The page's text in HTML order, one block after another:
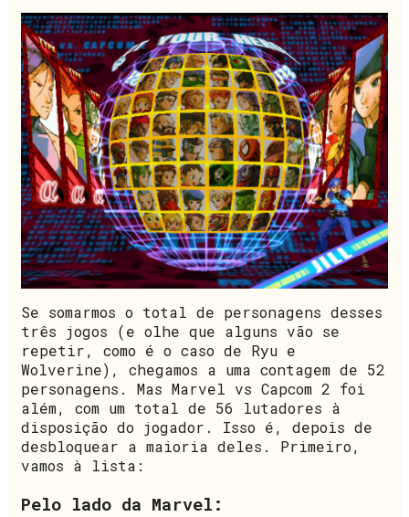
Se somarmos o total de personagens desses
três jogos (e olhe que alguns vão se
repetir, como é o caso de Ryu e
Wolverine), chegamos a uma contagem de 52
personagens. Mas Marvel vs Capcom 2 foi
além, com um total de 56 lutadores à
disposição do jogador. Isso é, depois de
desbloquear a maioria deles. Primeiro,
vamos à lista:
Pelo lado da Marvel: